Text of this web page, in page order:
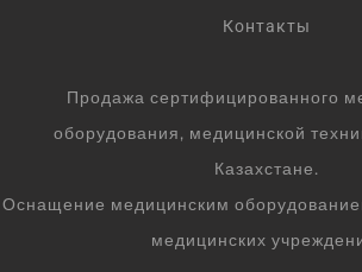
Контакты
Продажа сертифицированного
оборудования, медицинской
Казахстане.
Оснащение медицинским
медицинских